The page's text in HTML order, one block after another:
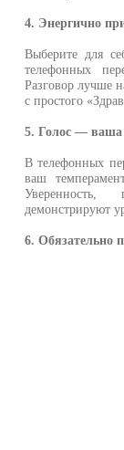
4. Энергично
Выберите для
телефонных
Разговор лучше
с простого
5. Голос — ваша
В телефонных
ваш
Уверенность,
демонстрируют
6. Обязательно